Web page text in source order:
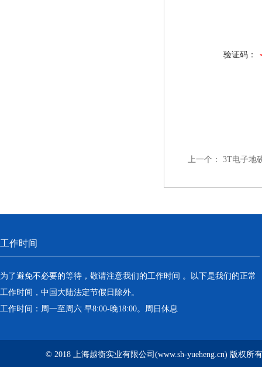
验证码：
上一个： 3T电子地
工作时间
为了避免不必要的等待，敬请注意我们的工作时间 。以下是我们的正常
工作时间，中国大陆法定节假日除外。
工作时间：周一至周六 早8:00-晚18:00。周日休息
© 2018 上海越衡实业有限公司(www.sh-yueheng.cn) 版权所